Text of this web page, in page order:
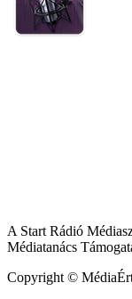
A Start Rádió
Médiatanács
Copyright ©